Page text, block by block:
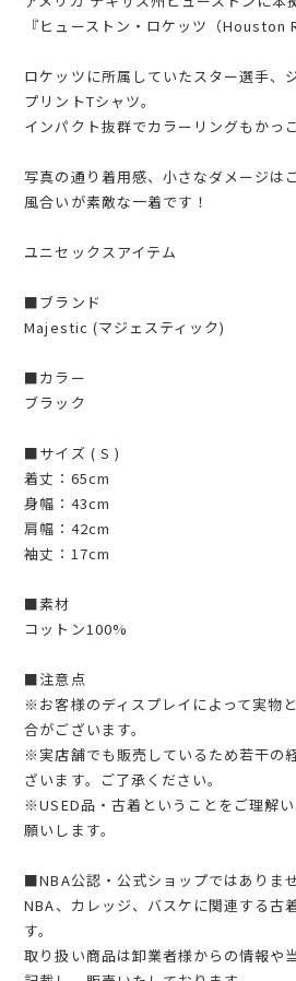
『ヒューストン・ロケッツ（Houston
ロケッツに所属していたスター選手、
プリントTシャツ。
インパクト抜群でカラーリングもかっ
写真の通り着用感、小さなダメージは
風合いが素敵な一着です！
ユニセックスアイテム
■ブランド
Majestic (マジェスティック)
■カラー
ブラック
■サイズ ( S )
着丈：65cm
身幅：43cm
肩幅：42cm
袖丈：17cm
■素材
コットン100%
■注意点
※お客様のディスプレイによって実物
合がございます。
※実店舗でも販売しているため若干の
ざいます。ご了承ください。
※USED品・古着ということをご理解
願いします。
■NBA公認・公式ショップではありませ
NBA、カレッジ、バスケに関連する古
す。
取り扱い商品は卸業者様からの情報や